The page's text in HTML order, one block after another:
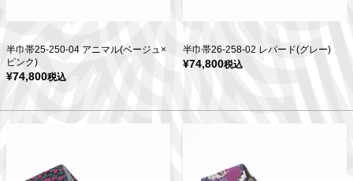
半巾帯25-250-04 アニマル(ベージュ×
ピンク)
¥74,800税込
半巾帯26-258-02 レパード(グレー)
¥74,800税込